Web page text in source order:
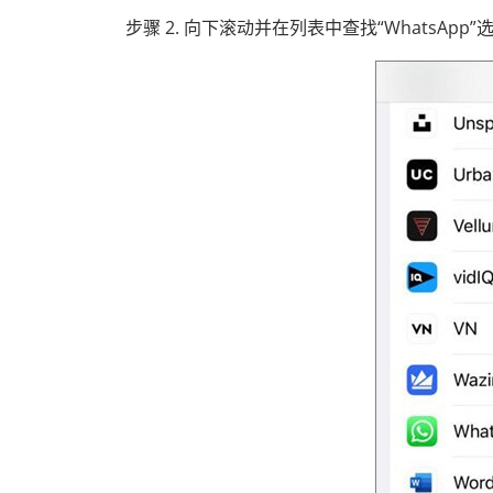
步骤 2. 向下滚动并在列表中查找“WhatsApp”